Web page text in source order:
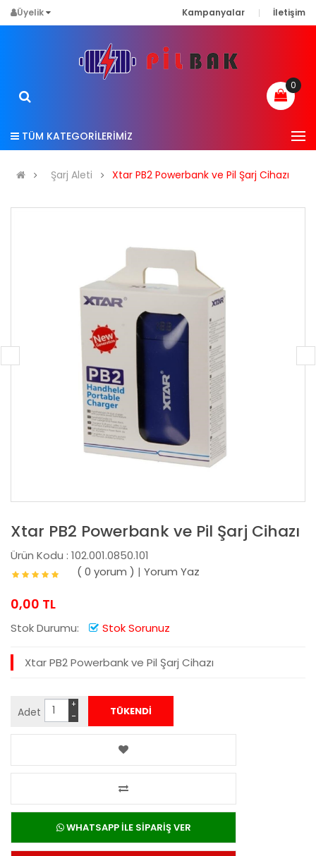
Üyelik Kampanyalar İletişim
0
TÜM KATEGORİLERİMİZ
Şarj Aleti Xtar PB2 Powerbank ve Pil Şarj Cihazı
Xtar PB2 Powerbank ve Pil Şarj Cihazı
Ürün Kodu : 102.001.0850.101
( 0 yorum ) | Yorum Yaz
0,00 TL
Stok Durumu: Stok Sorunuz
Xtar PB2 Powerbank ve Pil Şarj Cihazı
Adet −
+
WHATSAPP İLE SİPARİŞ VER